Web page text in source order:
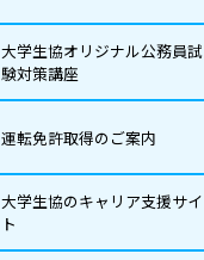
大学生協オリジナル公務員試
験対策講座
運転免許取得のご案内
大学生協のキャリア支援サイ
ト